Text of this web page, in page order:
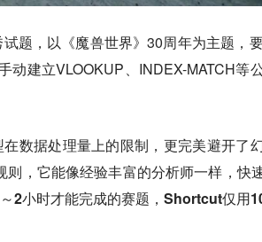
题，以《魔兽世界》30周年为主题，
动建立VLOOKUP、INDEX-MATCH等
数据处理量上的限制，更完美避开了
，它能像经验丰富的分析师一样，快
2小时才能完成的赛题，Shortcut仅用